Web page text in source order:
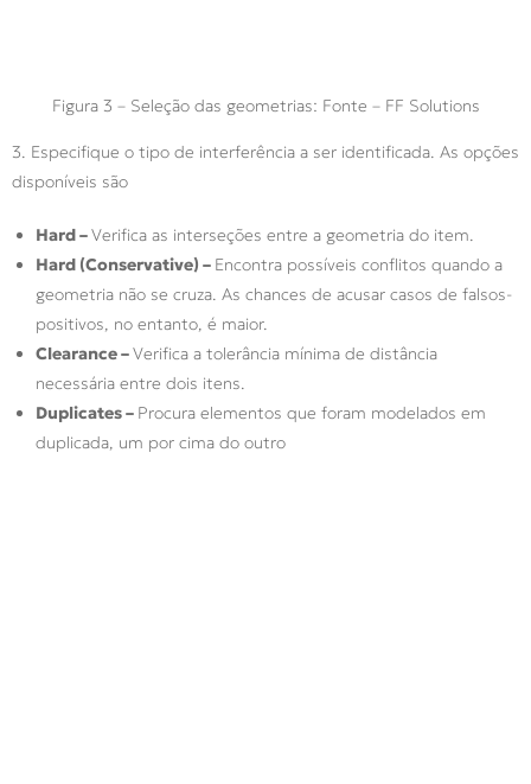
Figura 3 – Seleção das geometrias: Fonte – FF Solutions
3. Especifique o tipo de interferência a ser identificada. As opções
disponíveis são
Hard –Verifica as interseções entre a geometria do item.
Hard (Conservative) – Encontra possíveis conflitos quando a
geometria não se cruza. As chances de acusar casos de falsos-
positivos, no entanto, é maior.
Clearance –Verifica a tolerância mínima de distância
necessária entre dois itens.
Duplicates – Procura elementos que foram modelados em
duplicada, um por cima do outro